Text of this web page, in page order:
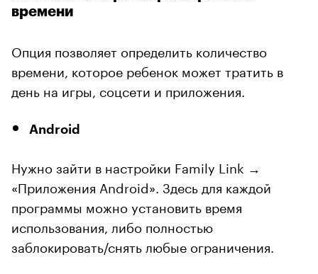
времени
Опция позволяет определить количество
времени, которое ребенок может тратить в
день на игры, соцсети и приложения.
Android
Нужно зайти в настройки Family Link →
«Приложения Android». Здесь для каждой
программы можно установить время
использования, либо полностью
заблокировать/снять любые ограничения.